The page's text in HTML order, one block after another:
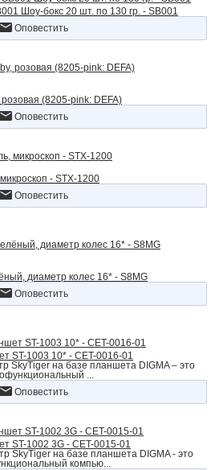
Шоу-бокс 20 шт. по 130 гр. - SB001
Оповестить
(8205-pink: DEFA)
Оповестить
- STX-1200
Оповестить
диаметр колес 16* - S8MG
Оповестить
ST-1003 10* - CET-0016-01
SkyTiger на базе планшета DIGMA – это
...
Оповестить
ST-1002 3G - CET-0015-01
SkyTiger на базе планшета DIGMA - это
компью...